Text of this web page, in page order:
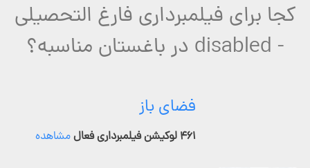
کجا برای فیلمبرداری فارغ التحصیلی
- disabled در باغستان مناسبه؟
فضای باز
۴۶۱ لوکیشن فیلمبرداری فعال مشاهده